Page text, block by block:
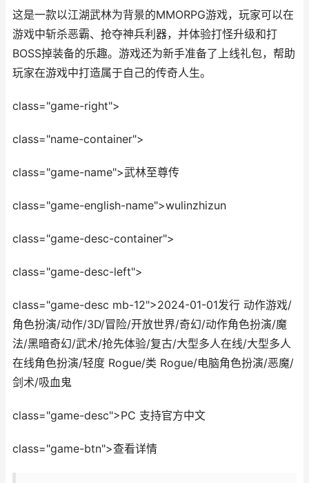
这是一款以江湖武林为背景的MMORPG游戏，玩家可以在
游戏中斩杀恶霸、抢夺神兵利器，并体验打怪升级和打
BOSS掉装备的乐趣。游戏还为新手准备了上线礼包，帮助
玩家在游戏中打造属于自己的传奇人生。
class="game-right">
class="name-container">
class="game-name">武林至尊传
class="game-english-name">wulinzhizun
class="game-desc-container">
class="game-desc-left">
class="game-desc mb-12">2024-01-01发行 动作游戏/
角色扮演/动作/3D/冒险/开放世界/奇幻/动作角色扮演/魔
法/黑暗奇幻/武术/抢先体验/复古/大型多人在线/大型多人
在线角色扮演/轻度 Rogue/类 Rogue/电脑角色扮演/恶魔/
剑术/吸血鬼
class="game-desc">PC 支持官方中文
class="game-btn">查看详情